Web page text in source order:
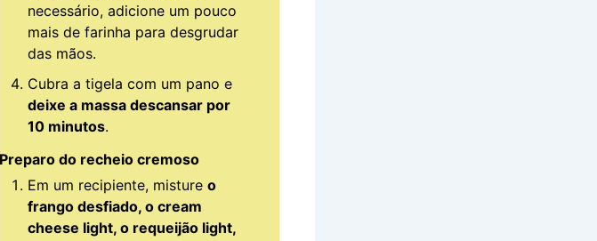
necessário, adicione um pouco
mais de farinha para desgrudar
das mãos.
Cubra a tigela com um pano e
deixe a massa descansar por
10 minutos.
Preparo do recheio cremoso
Em um recipiente, misture o
frango desfiado, o cream
cheese light, o requeijão light,